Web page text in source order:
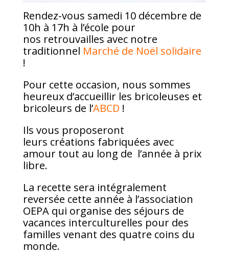
Rendez-vous samedi 10 décembre de
10h à 17h à l’école pour
nos retrouvailles avec notre
traditionnel Marché de Noël solidaire
!
Pour cette occasion, nous sommes
heureux d’accueillir les bricoleuses et
bricoleurs de l’ABCD !
Ils vous proposeront
leurs créations fabriquées avec
amour tout au long de l’année à prix
libre.
La recette sera intégralement
reversée cette année à l’association
OEPA qui organise des séjours de
vacances interculturelles pour des
familles venant des quatre coins du
monde.